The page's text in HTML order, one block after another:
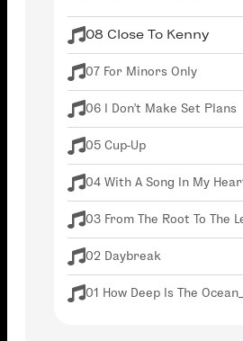
08 Close To Kenny
07 For Minors Only
06 I Don't Make Set Plans
05 Cup-Up
04 With A Song In My
03 From The Root To The
02 Daybreak
01 How Deep Is The Ocean_